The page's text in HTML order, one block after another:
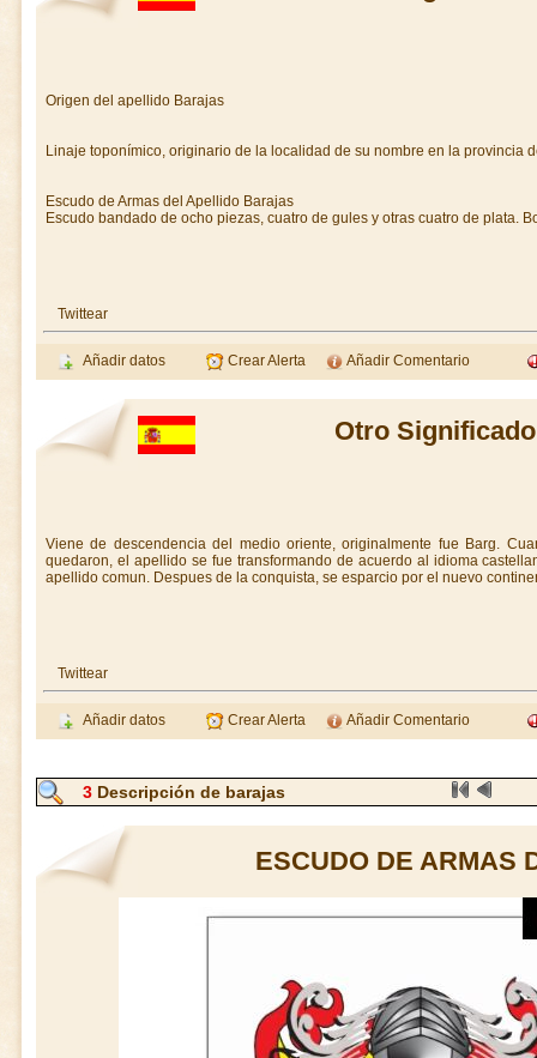
Origen del apellido Barajas
Linaje toponímico, originario de la localidad de su nombre en la provincia
Escudo de Armas del Apellido Barajas
Escudo bandado de ocho piezas, cuatro de gules y otras cuatro de plata.
Twittear
Añadir datos Crear Alerta Añadir Comentario
Otro
Viene de descendencia del medio oriente, originalmente fue Barg.
quedaron, el apellido se fue transformando de acuerdo al idioma
apellido comun. Despues de la conquista, se esparcio por el nuevo
Twittear
Añadir datos Crear Alerta Añadir Comentario
3Descripción de barajas
ESCUDO DE ARMAS